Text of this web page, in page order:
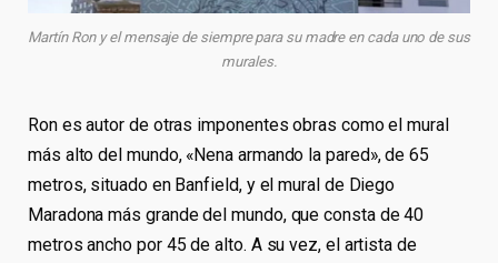
Martín Ron y el mensaje de siempre para su madre en cada uno de sus
murales.
Ron es autor de otras imponentes obras como el mural
más alto del mundo, «Nena armando la pared», de 65
metros, situado en Banfield, y el mural de Diego
Maradona más grande del mundo, que consta de 40
metros ancho por 45 de alto. A su vez, el artista de